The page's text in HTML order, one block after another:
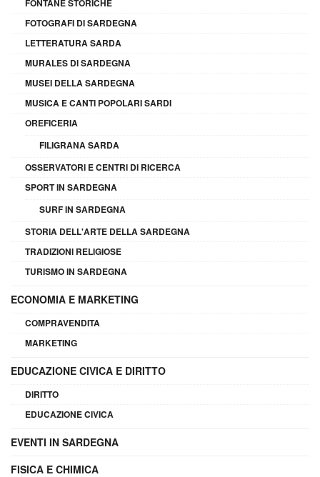
FONTANE STORICHE
FOTOGRAFI DI SARDEGNA
LETTERATURA SARDA
MURALES DI SARDEGNA
MUSEI DELLA SARDEGNA
MUSICA E CANTI POPOLARI SARDI
OREFICERIA
FILIGRANA SARDA
OSSERVATORI E CENTRI DI RICERCA
SPORT IN SARDEGNA
SURF IN SARDEGNA
STORIA DELL'ARTE DELLA SARDEGNA
TRADIZIONI RELIGIOSE
TURISMO IN SARDEGNA
ECONOMIA E MARKETING
COMPRAVENDITA
MARKETING
EDUCAZIONE CIVICA E DIRITTO
DIRITTO
EDUCAZIONE CIVICA
EVENTI IN SARDEGNA
FISICA E CHIMICA